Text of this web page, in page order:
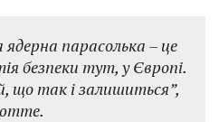
парасолька – це
безпеки тут, у Європі.
що так і залишиться”,